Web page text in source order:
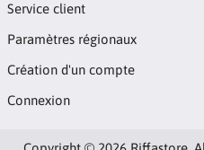
Service client
Paramètres régionaux
Création d'un compte
Connexion